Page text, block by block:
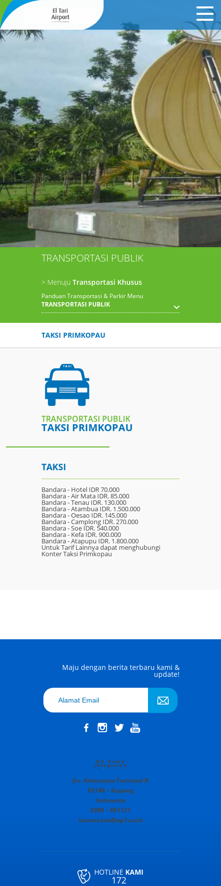
TRANSPORTASI PUBLIK
> Menuju Transportasi Khusus
Panduan Transportasi & Parkir Menu
TRANSPORTASI PUBLIK
TAKSI PRIMKOPAU
TRANSPORTASI PUBLIK
TAKSI PRIMKOPAU
TAKSI
Bandara - Hotel IDR 70.000
Bandara - Air Mata IDR. 85.000
Bandara - Tenau IDR. 130.000
Bandara - Atambua IDR. 1.500.000
Bandara - Oesao IDR. 145.000
Bandara - Camplong IDR. 270.000
Bandara - Soe IDR. 540.000
Bandara - Kefa IDR. 900.000
Bandara - Atapupu IDR. 1.800.000
Untuk Tarif Lainnya dapat menghubungi
Konter Taksi Primkopau
Maju dengan berita terbaru kami &
update!
Jln. Adisucipto Terminal B
85148 – Kupang
Indonesia
0380 – 881121
humas.koe@ap1.co.id
HOTLINE KAMI
172